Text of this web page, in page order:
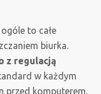
to całe
biurka.
z regulacją
w każdym
przed komputerem.